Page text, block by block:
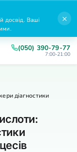
досвід. Ваші
×
(050) 390-79-77
7:00-21:00
діагностики